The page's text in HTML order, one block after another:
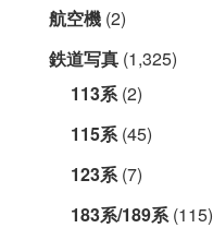
航空機 (2)
鉄道写真 (1,325)
113系(2)
115系(45)
123系(7)
183系/189系(115)